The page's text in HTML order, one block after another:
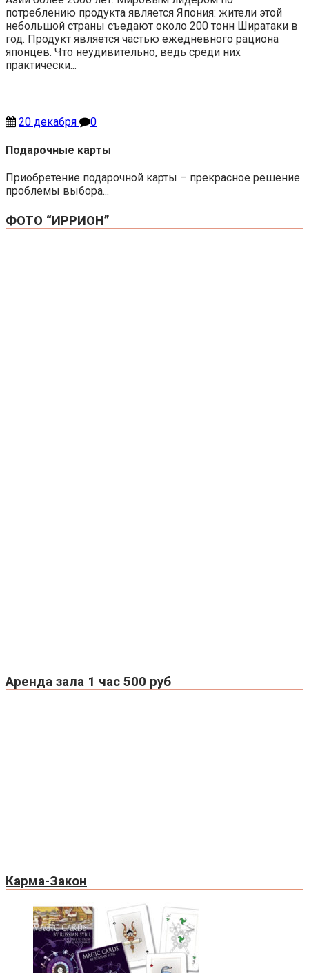
потреблению продукта является Япония: жители этой
небольшой страны съедают около 200 тонн Ширатаки в
год. Продукт является частью ежедневного рациона
японцев. Что неудивительно, ведь среди них
практически...
20 декабря 0
Подарочные карты
Приобретение подарочной карты – прекрасное решение
проблемы выбора...
ФОТО “ИРРИОН”
Аренда зала 1 час 500 руб
Карма-Закон